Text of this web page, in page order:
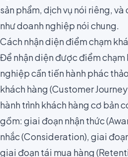
sản phẩm, dịch vụ nói riêng,
như doanh nghiệp nói chung.
Cách nhận diện điểm chạm
Để nhận diện được điểm chạm
nghiệp cần tiến hành phác thảo
khách hàng(Customer
hành trình khách hàng cơ bản
gồm: giai đoạn nhận thức
nhắc (Consideration), giai
giai đoạn tái mua hàng